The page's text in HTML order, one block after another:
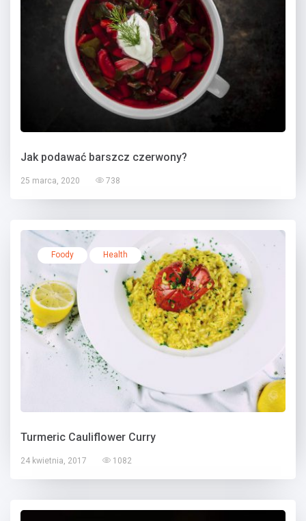
Jak podawać barszcz czerwony?
25 marca, 2020 738
Foody Health
Turmeric Cauliflower Curry
24 kwietnia, 2017 1082